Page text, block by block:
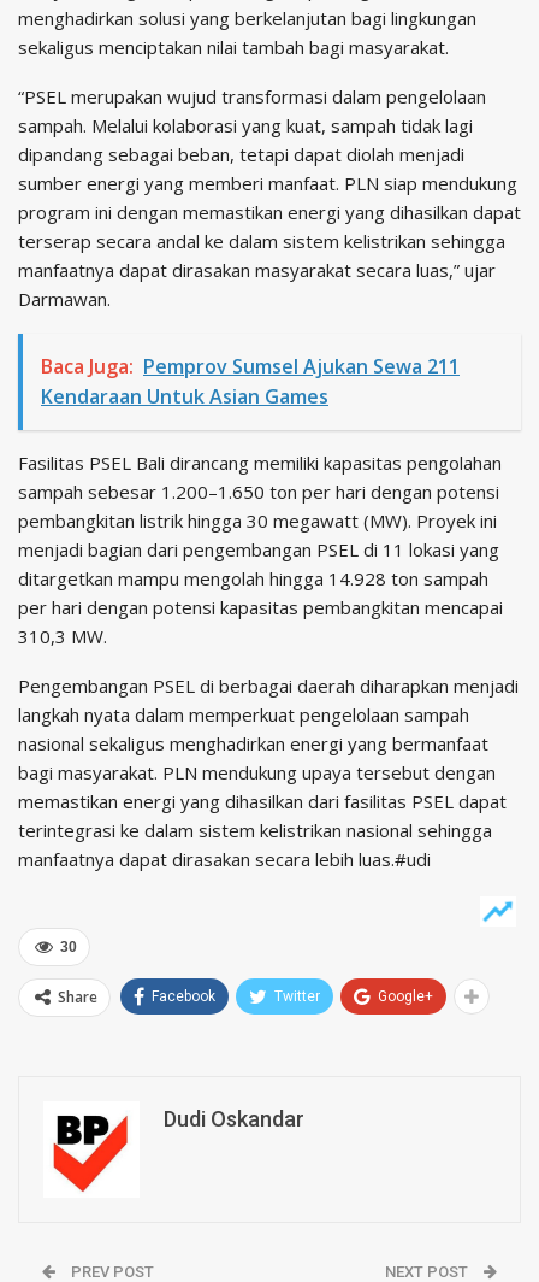
menghadirkan solusi yang berkelanjutan bagi lingkungan
sekaligus menciptakan nilai tambah bagi masyarakat.
“PSEL merupakan wujud transformasi dalam pengelolaan
sampah. Melalui kolaborasi yang kuat, sampah tidak lagi
dipandang sebagai beban, tetapi dapat diolah menjadi
sumber energi yang memberi manfaat. PLN siap mendukung
program ini dengan memastikan energi yang dihasilkan dapat
terserap secara andal ke dalam sistem kelistrikan sehingga
manfaatnya dapat dirasakan masyarakat secara luas,” ujar
Darmawan.
Baca Juga: Pemprov Sumsel Ajukan Sewa 211
Kendaraan Untuk Asian Games
Fasilitas PSEL Bali dirancang memiliki kapasitas pengolahan
sampah sebesar 1.200–1.650 ton per hari dengan potensi
pembangkitan listrik hingga 30 megawatt (MW). Proyek ini
menjadi bagian dari pengembangan PSEL di 11 lokasi yang
ditargetkan mampu mengolah hingga 14.928 ton sampah
per hari dengan potensi kapasitas pembangkitan mencapai
310,3 MW.
Pengembangan PSEL di berbagai daerah diharapkan menjadi
langkah nyata dalam memperkuat pengelolaan sampah
nasional sekaligus menghadirkan energi yang bermanfaat
bagi masyarakat. PLN mendukung upaya tersebut dengan
memastikan energi yang dihasilkan dari fasilitas PSEL dapat
terintegrasi ke dalam sistem kelistrikan nasional sehingga
manfaatnya dapat dirasakan secara lebih luas.#udi
30
Share Facebook Twitter Google+
Dudi Oskandar
PREV POST NEXT POST